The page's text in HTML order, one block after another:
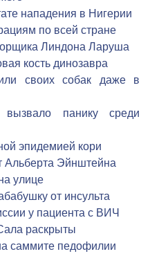
нападения в Нигерии
по всей стране
Линдона Ларуша
кость динозавра
своих собак даже в
вызвало панику среди
эпидемией кори
Альберта Эйнштейна
улице
от инсульта
у пациента с ВИЧ
раскрыты
саммите педофилии